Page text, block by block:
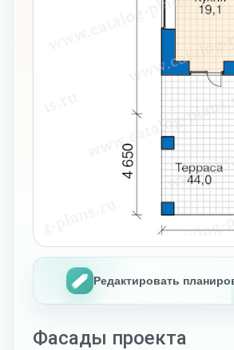
Редактировать
Фасады проекта